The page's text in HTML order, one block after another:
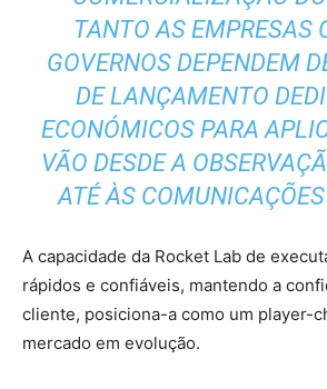
TANTO AS EMPRESAS
GOVERNOS DEPENDEM
DE LANÇAMENTO
ECONÓMICOS PARA
VÃO DESDE A
ATÉ ÀS
A capacidade da Rocket Lab de
rápidos e confiáveis, mantendo a
cliente, posiciona-a como um player-
mercado em evolução.